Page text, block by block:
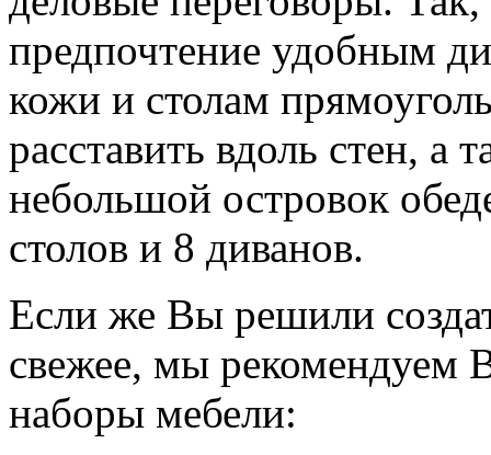
предпочтение удобным
кожи и столам
расставить вдоль стен, а
небольшой островок
столов и 8 диванов.
Если же Вы решили
свежее, мы рекомендуем
наборы мебели: